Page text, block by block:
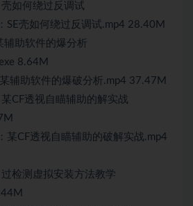
如何绕过反调试
SE壳如何绕过反调试.mp4 28.40M
助软件的爆分析
8.64M
辅助软件的爆破分析.mp4 37.47M
CF透视自瞄辅助的解实战
某CF透视自瞄辅助的破解实战.mp4
检测虚拟安装方法教学